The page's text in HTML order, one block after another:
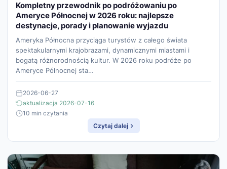
Kompletny przewodnik po podróżowaniu po
Ameryce Północnej w 2026 roku: najlepsze
destynacje, porady i planowanie wyjazdu
Ameryka Północna przyciąga turystów z całego świata
spektakularnymi krajobrazami, dynamicznymi miastami i
bogatą różnorodnością kultur. W 2026 roku podróże po
Ameryce Północnej sta…
2026-06-27
aktualizacja 2026-07-16
10 min czytania
Czytaj dalej